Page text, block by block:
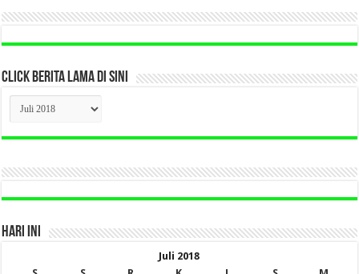
CLICK BERITA LAMA DI SINI
CLICK
BERITA
LAMA
DI
HARI INI
Juli 2018